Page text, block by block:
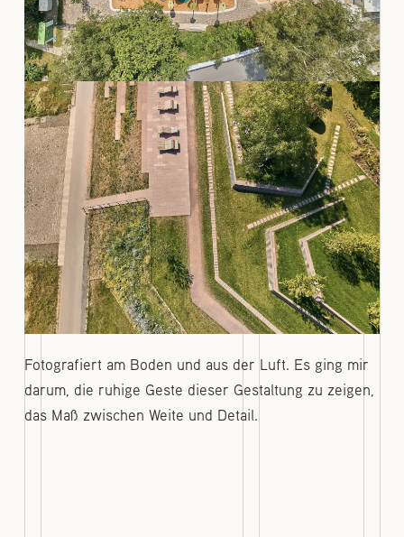
Fotografiert am Boden und aus der Luft. Es ging mir
darum, die ruhige Geste dieser Gestaltung zu zeigen,
das Maß zwischen Weite und Detail.